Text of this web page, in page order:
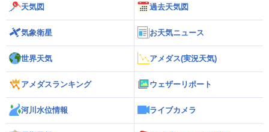
天気図 過去天気図
気象衛星 お天気ニュース
世界天気 アメダス(実況天気)
アメダスランキング ウェザーリポート
河川水位情報 ライブカメラ